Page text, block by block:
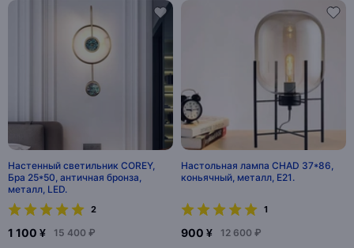
Настенный светильник COREY,
Бра 25*50, античная бронза,
металл, LED.
2
1 100 ¥ 15 400 ₽
Настольная лампа CHAD 37*86,
коньячный, металл, Е21.
1
900 ¥ 12 600 ₽